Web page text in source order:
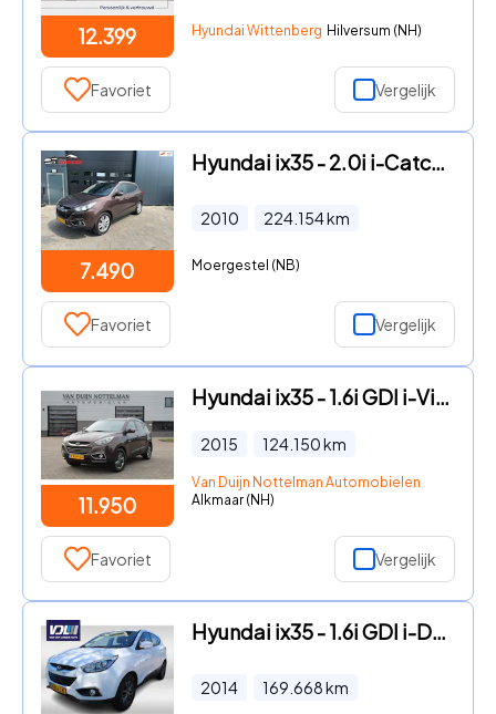
12.399 Hyundai Wittenberg Hilversum (NH)
Favoriet Vergelijk
7.490
Hyundai ix35 - 2.0i i-Catcher | Panoramadak | Cruise | Keyless | Automaat |
2010 224.154km
Moergestel (NB)
Favoriet Vergelijk
11.950
Hyundai ix35 - 1.6i GDI i-Vision / Clima / Cruise / Trekhaak / N.A.P.
2015 124.150km
Van Duijn Nottelman Automobielen
Alkmaar (NH)
Favoriet Vergelijk
Hyundai ix35 - 1.6i GDI i-Drive Elektrische ramen voor en achter l Lichtmet
2014 169.668km